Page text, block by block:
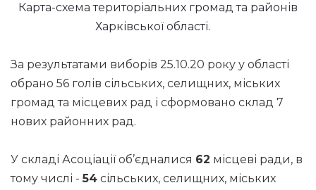
Карта-схема територіальних громад та районів
Харківської області.
За результатами виборів 25.10.20 року у області
обрано 56 голів сільських, селищних, міських
громад та місцевих рад і сформовано склад 7
нових районних рад.
У складі Асоціації об’єдналися 62 місцеві ради, в
тому числі -54 сільських, селищних, міських